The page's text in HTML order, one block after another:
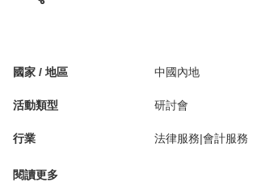
國家 / 地區 中國內地
活動類型 研討會
行業 法律服務|會計服務
閱讀更多